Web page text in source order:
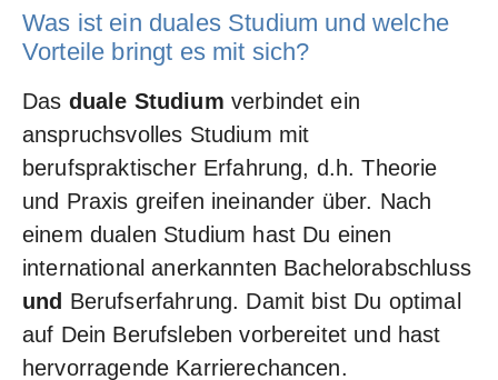
Was ist ein duales Studium und welche
Vorteile bringt es mit sich?
Das duale Studium verbindet ein
anspruchsvolles Studium mit
berufspraktischer Erfahrung, d.h. Theorie
und Praxis greifen ineinander über. Nach
einem dualen Studium hast Du einen
international anerkannten Bachelorabschluss
und Berufserfahrung. Damit bist Du optimal
auf Dein Berufsleben vorbereitet und hast
hervorragende Karrierechancen.